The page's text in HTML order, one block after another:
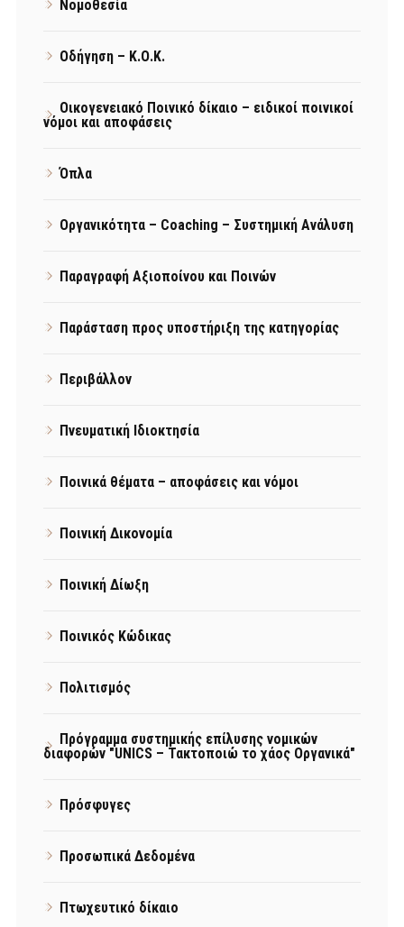
Νομοθεσία
Οδήγηση – Κ.Ο.Κ.
Οικογενειακό Ποινικό δίκαιο – ειδικοί ποινικοί
νόμοι και αποφάσεις
Όπλα
Οργανικότητα – Coaching – Συστημική Ανάλυση
Παραγραφή Αξιοποίνου και Ποινών
Παράσταση προς υποστήριξη της κατηγορίας
Περιβάλλον
Πνευματική Ιδιοκτησία
Ποινικά θέματα – αποφάσεις και νόμοι
Ποινική Δικονομία
Ποινική Δίωξη
Ποινικός Κώδικας
Πολιτισμός
Πρόγραμμα συστημικής επίλυσης νομικών
διαφορών "UNICS – Τακτοποιώ το χάος Οργανικά"
Πρόσφυγες
Προσωπικά Δεδομένα
Πτωχευτικό δίκαιο